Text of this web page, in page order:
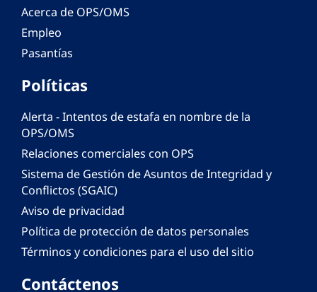
Acerca de OPS/OMS
Empleo
Pasantías
Políticas
Alerta - Intentos de estafa en nombre de la
OPS/OMS
Relaciones comerciales con OPS
Sistema de Gestión de Asuntos de Integridad y
Conflictos (SGAIC)
Aviso de privacidad
Política de protección de datos personales
Términos y condiciones para el uso del sitio
Contáctenos